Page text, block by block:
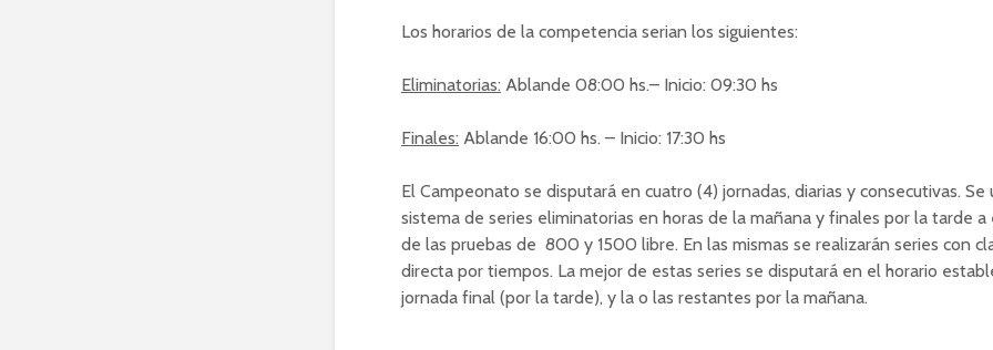
Los horarios de la competencia serian los siguientes:
Eliminatorias: Ablande 08:00 hs.– Inicio: 09:30 hs
Finales: Ablande 16:00 hs. – Inicio: 17:30 hs
El Campeonato se disputará en cuatro (4) jornadas, diarias y consecutivas. Se
sistema de series eliminatorias en horas de la mañana y finales por la tarde a
de las pruebas de 800 y 1500 libre. En las mismas se realizarán series con
directa por tiempos. La mejor de estas series se disputará en el horario
jornada final (por la tarde), y la o las restantes por la mañana.